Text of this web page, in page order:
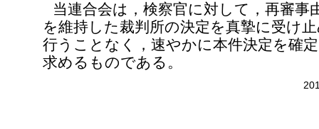
当連合会は，検察官に対して，再審事
を維持した裁判所の決定を真摯に受け
行うことなく，速やかに本件決定を確
求めるものである。